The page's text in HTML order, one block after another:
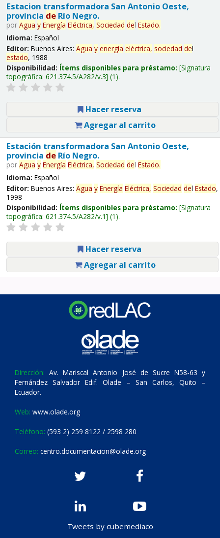
Estacion transformadora San Antonio Oeste,
provincia deRío Negro.
por Agua y Energía Eléctrica, Sociedad del Estado.
Idioma: Español
Editor: Buenos Aires: Agua y energía eléctrica, sociedad del
estado, 1988
Disponibilidad: Ítems disponibles para préstamo: Signatura
topográfica: 621.374.5/A282/v.3 (1).
Hacer reserva
Agregar al carrito
Estación transformadora San Antonio Oeste,
provincia deRío Negro.
por Agua y Energía Eléctrica, Sociedad del Estado.
Idioma: Español
Editor: Buenos Aires: Agua y Energía Eléctrica, Sociedad del Estado,
1998
Disponibilidad: Ítems disponibles para préstamo: Signatura
topográfica: 621.374.5/A282/v.1 (1).
Hacer reserva
Agregar al carrito
Dirección: Av. Mariscal Antonio José de Sucre N58-63 y
Fernández Salvador Edif. Olade – San Carlos, Quito –
Ecuador.
Web: www.olade.org
Teléfono: (593 2) 259 8122 / 2598 280
Correo: centro.documentacion@olade.org
Tweets by cubemediaco